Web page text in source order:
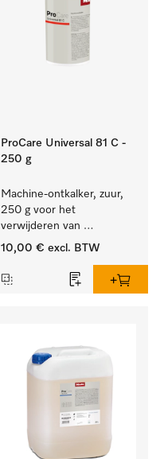
ProCare Universal 81 C -
250 g
Machine-ontkalker, zuur,
250 g voor het
verwijderen van
hardnekkige kalkaanslag.
10,00 € excl. BTW